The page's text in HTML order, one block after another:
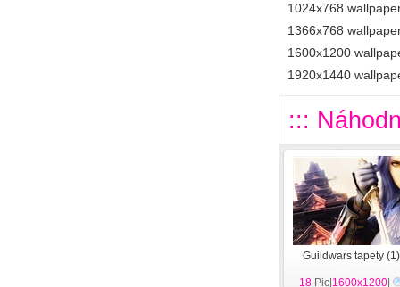
1024x768
1366x768
1600x1200
1920x1440
:::
Guildwars tapety (1)
18 Pic| 1600x1200